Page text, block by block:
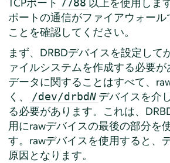
TCPポート 7788 以上を使用しま
ポートの通信がファイアウォール
ことを確認してください。
まず、DRBDデバイスを設定して
ァイルシステムを作成する必要
データに関することはすべて、
く、
/dev/drbdN デバイスを介
る必要があります。これは、
用にrawデバイスの最後の部分を
す。rawデバイスを使用すると、
原因となります。